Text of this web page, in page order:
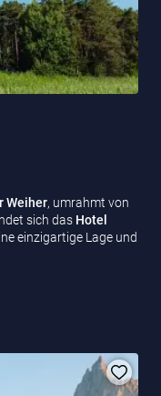
Weiher, umrahmt von
sich das Hotel
einzigartige Lage und